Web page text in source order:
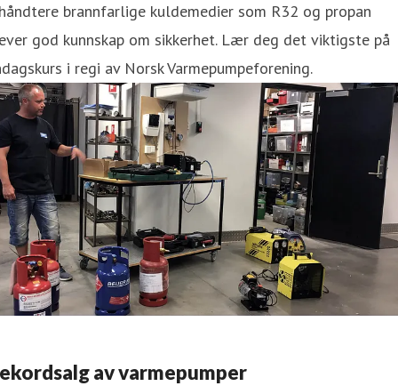
brannfarlige kuldemedier som R32 og propan
god kunnskap om sikkerhet. Lær deg det viktigste på
i regi av Norsk Varmepumpeforening.
av varmepumper